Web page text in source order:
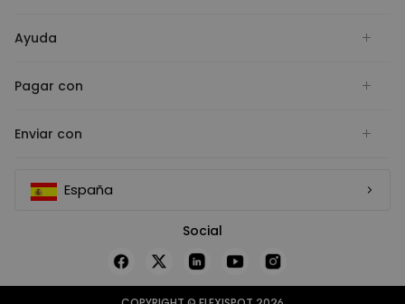
Ayuda
Pagar con
Enviar con
España
Social